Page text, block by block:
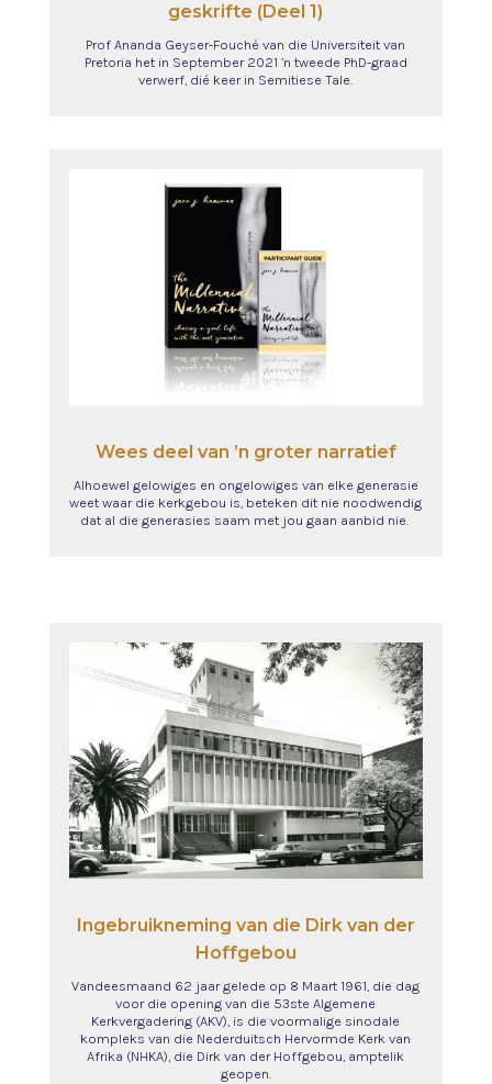
geskrifte (Deel 1)
Prof Ananda Geyser-Fouché van die Universiteit van
Pretoria het in September 2021 ’n tweede PhD-graad
verwerf, dié keer in Semitiese Tale.
Wees deel van ’n groter narratief
Alhoewel gelowiges en ongelowiges van elke generasie
weet waar die kerkgebou is, beteken dit nie noodwendig
dat al die generasies saam met jou gaan aanbid nie.
Ingebruikneming van die Dirk van der
Hoffgebou
Vandeesmaand 62 jaar gelede op 8 Maart 1961, die dag
voor die opening van die 53ste Algemene
Kerkvergadering (AKV), is die voormalige sinodale
kompleks van die Nederduitsch Hervormde Kerk van
Afrika (NHKA), die Dirk van der Hoffgebou, amptelik
geopen.